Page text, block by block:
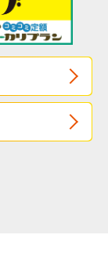
よび拡散金融防止